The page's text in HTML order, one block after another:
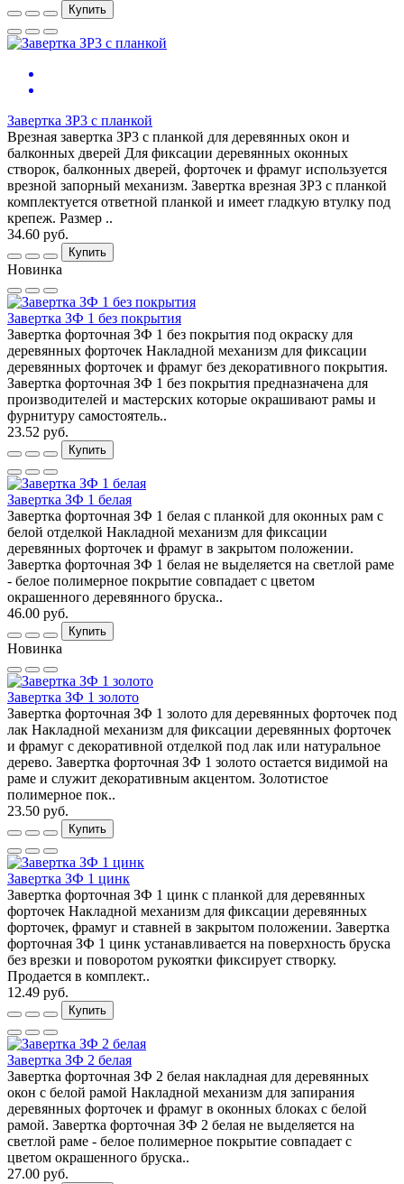
Купить
Завертка ЗР3 с планкой
Врезная завертка ЗР3 с планкой для деревянных окон и
балконных дверей Для фиксации деревянных оконных
створок, балконных дверей, форточек и фрамуг используется
врезной запорный механизм. Завертка врезная ЗР3 с планкой
комплектуется ответной планкой и имеет гладкую втулку под
крепеж. Размер ..
34.60 руб.
Купить
Новинка
Завертка ЗФ 1 без покрытия
Завертка форточная ЗФ 1 без покрытия под окраску для
деревянных форточек Накладной механизм для фиксации
деревянных форточек и фрамуг без декоративного покрытия.
Завертка форточная ЗФ 1 без покрытия предназначена для
производителей и мастерских которые окрашивают рамы и
фурнитуру самостоятель..
23.52 руб.
Купить
Завертка ЗФ 1 белая
Завертка форточная ЗФ 1 белая с планкой для оконных рам с
белой отделкой Накладной механизм для фиксации
деревянных форточек и фрамуг в закрытом положении.
Завертка форточная ЗФ 1 белая не выделяется на светлой раме
- белое полимерное покрытие совпадает с цветом
окрашенного деревянного бруска..
46.00 руб.
Купить
Новинка
Завертка ЗФ 1 золото
Завертка форточная ЗФ 1 золото для деревянных форточек под
лак Накладной механизм для фиксации деревянных форточек
и фрамуг с декоративной отделкой под лак или натуральное
дерево. Завертка форточная ЗФ 1 золото остается видимой на
раме и служит декоративным акцентом. Золотистое
полимерное пок..
23.50 руб.
Купить
Завертка ЗФ 1 цинк
Завертка форточная ЗФ 1 цинк с планкой для деревянных
форточек Накладной механизм для фиксации деревянных
форточек, фрамуг и ставней в закрытом положении. Завертка
форточная ЗФ 1 цинк устанавливается на поверхность бруска
без врезки и поворотом рукоятки фиксирует створку.
Продается в комплект..
12.49 руб.
Купить
Завертка ЗФ 2 белая
Завертка форточная ЗФ 2 белая накладная для деревянных
окон с белой рамой Накладной механизм для запирания
деревянных форточек и фрамуг в оконных блоках с белой
рамой. Завертка форточная ЗФ 2 белая не выделяется на
светлой раме - белое полимерное покрытие совпадает с
цветом окрашенного бруска..
27.00 руб.